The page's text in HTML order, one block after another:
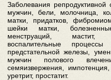
Заболевания
мужчин, бели, молочница,
матки, придатков,
шейки матки,
менструаций, мастит,
воспалительные
предстательной железы,
мужчин полового
семяизвержения,
уретрит, простатит.